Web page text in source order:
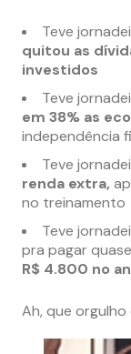
Teve
quitou as
investidos
Teve
em 38% as
independência
Teve
renda extra,
no treinamento
Teve
pra pagar
R$ 4.800 no
Ah, que orgulho